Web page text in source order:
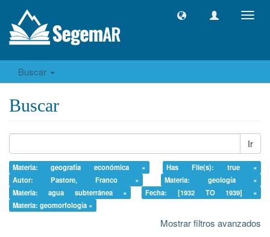
Buscar
Buscar
Ir
Materia: geografía económica ×
Has File(s): true ×
Autor: Pastore, Franco ×
Materia: geología ×
Materia: agua subterránea ×
Fecha: [1932 TO 1939] ×
Materia: geomorfología ×
Mostrar filtros avanzados